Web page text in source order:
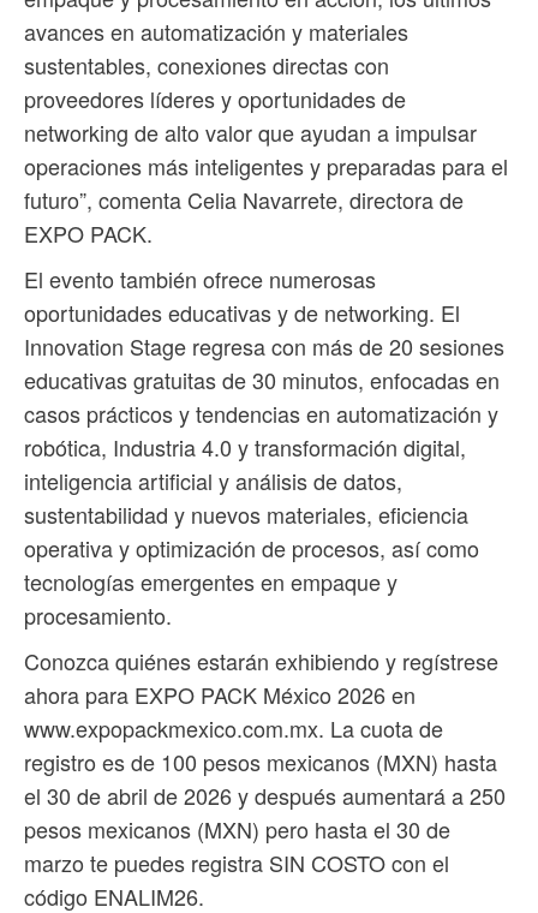
avances en automatización y materiales
sustentables, conexiones directas con
proveedores líderes y oportunidades de
networking de alto valor que ayudan a impulsar
operaciones más inteligentes y preparadas para el
futuro”, comenta Celia Navarrete, directora de
EXPO PACK.
El evento también ofrece numerosas
oportunidades educativas y de networking. El
Innovation Stage regresa con más de 20 sesiones
educativas gratuitas de 30 minutos, enfocadas en
casos prácticos y tendencias en automatización y
robótica, Industria 4.0 y transformación digital,
inteligencia artificial y análisis de datos,
sustentabilidad y nuevos materiales, eficiencia
operativa y optimización de procesos, así como
tecnologías emergentes en empaque y
procesamiento.
Conozca quiénes estarán exhibiendo y regístrese
ahora para EXPO PACK México 2026 en
www.expopackmexico.com.mx. La cuota de
registro es de 100 pesos mexicanos (MXN) hasta
el 30 de abril de 2026 y después aumentará a 250
pesos mexicanos (MXN) pero hasta el 30 de
marzo te puedes registra SIN COSTO con el
código ENALIM26.